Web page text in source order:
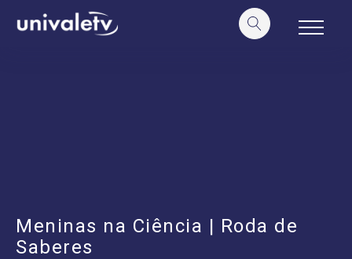
conteúdo
Meninas na Ciência | Roda de
Saberes